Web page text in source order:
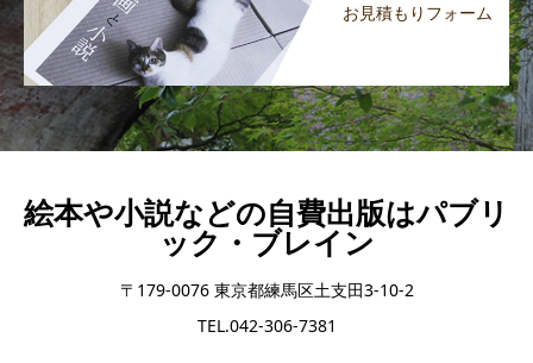
お見積もりフォーム
絵本や小説などの自費出版はパブリ
ック・ブレイン
〒179-0076 東京都練馬区土支田3-10-2
TEL.042-306-7381